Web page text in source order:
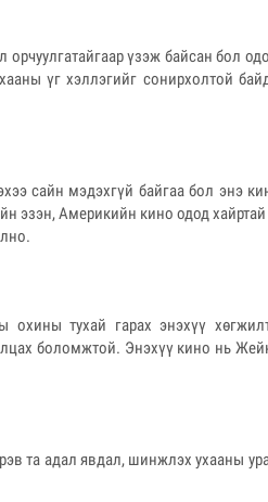
үзэж байсан бол
үг хэллэгийг сонирхолтой
сайн мэдэхгүй байгаа бол энэ
эзэн, Америкийн кино одод хайртай
охины тухай гарах энэхүү
боломжтой. Энэхүү кино нь
та адал явдал, шинжлэх ухааны